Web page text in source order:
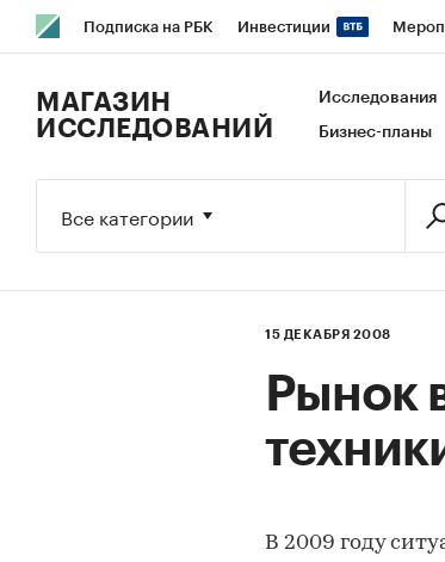
Подписка на РБК Инвестиции
Исследования Кредитные рейтинги
МАГАЗИН
ИССЛЕДОВАНИЙ
Исследования
Бизнес-планы
Все категории
15 ДЕКАБРЯ 2008
Рынок
В 2009 году